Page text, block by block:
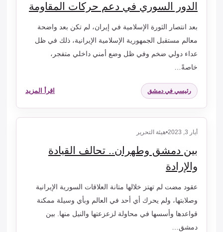
الدور السوري في دعم حركات المقاومة
بعد انتصار الثورة الإسلامية في إيران، لم تكن بعد واضحة
معالم مستقبل الجمهورية الإسلامية الإيرانية، ذلك في ظل
عداء دولي ضخم وفي ظل وضع أمني داخلي متفجر،
خاصةً…
رئيسي في دمشق اقرأ المزيد
أيار 3, 2023 •هيئة التحرير
بين دمشق وطهران.. تحالف القيادة
والإرادة
عقود مضت لم تهتز خلالها متانة العلاقات السورية الإيرانية
وصلابتها، ولم يحرك أي أحد في العالم وبأي وسيلة ممكنة
قواعدها وأسسها في محاولة لزعزعتها والنيل منها. بين
دمشق…